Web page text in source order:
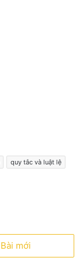
quy tắc và luật lệ
Bài mới